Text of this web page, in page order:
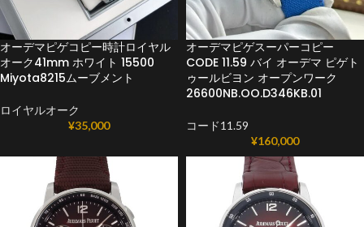
オーデマピゲコピー時計ロイヤル
オーク41mm ホワイト 15500
Miyota8215ムーブメント
ロイヤルオーク
¥35,000
オーデマピゲスーパーコピー
CODE 11.59 バイ オーデマ ピゲト
ゥールビヨン オープンワーク
26600NB.OO.D346KB.01
コード11.59
¥160,000